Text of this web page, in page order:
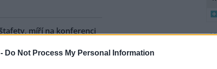
Do Not Process My Personal Information
míří na konferenci